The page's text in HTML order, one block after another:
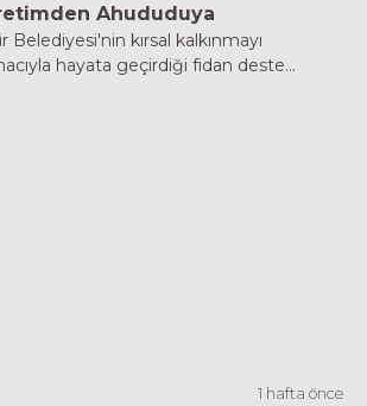
Ahududuya
kırsal kalkınmayı
hayata geçirdiği fidan deste...
1 hafta önce